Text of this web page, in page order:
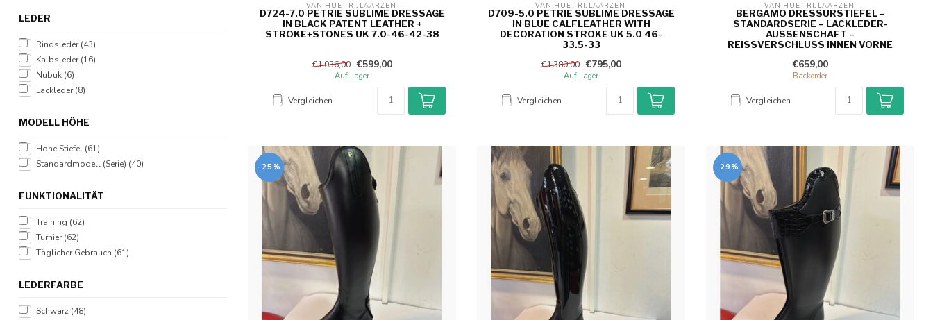
LEDER
Rindsleder(43)
Kalbsleder(16)
Nubuk (6)
Lackleder(8)
MODELL HÖHE
Hohe Stiefel (61)
Standardmodell (Serie) (40)
FUNKTIONALITÄT
Training (62)
Turnier(62)
Täglicher Gebrauch (61)
LEDERFARBE
Schwarz (48)
VAN HUET RIJLAARZEN
D724-7.0 PETRIE SUBLIME DRESSAGE
IN BLACK PATENT LEATHER +
STROKE+STONES UK 7.0-46-42-38
€1.036,00 €599,00
Auf Lager
Vergleichen
VAN HUET RIJLAARZEN
D709-5.0 PETRIE SUBLIME DRESSAGE
IN BLUE CALFLEATHER WITH
DECORATION STROKE UK 5.0 46-
33.5-33
€1.380,00 €795,00
Auf Lager
Vergleichen
VAN HUET RIJLAARZEN
BERGAMO DRESSURSTIEFEL –
STANDARDSERIE – LACKLEDER-
AUSSENSCHAFT – R
EISSVERSCHLUSS INNEN VORNE
€659,00
Backorder
Vergleichen
-25% -29%